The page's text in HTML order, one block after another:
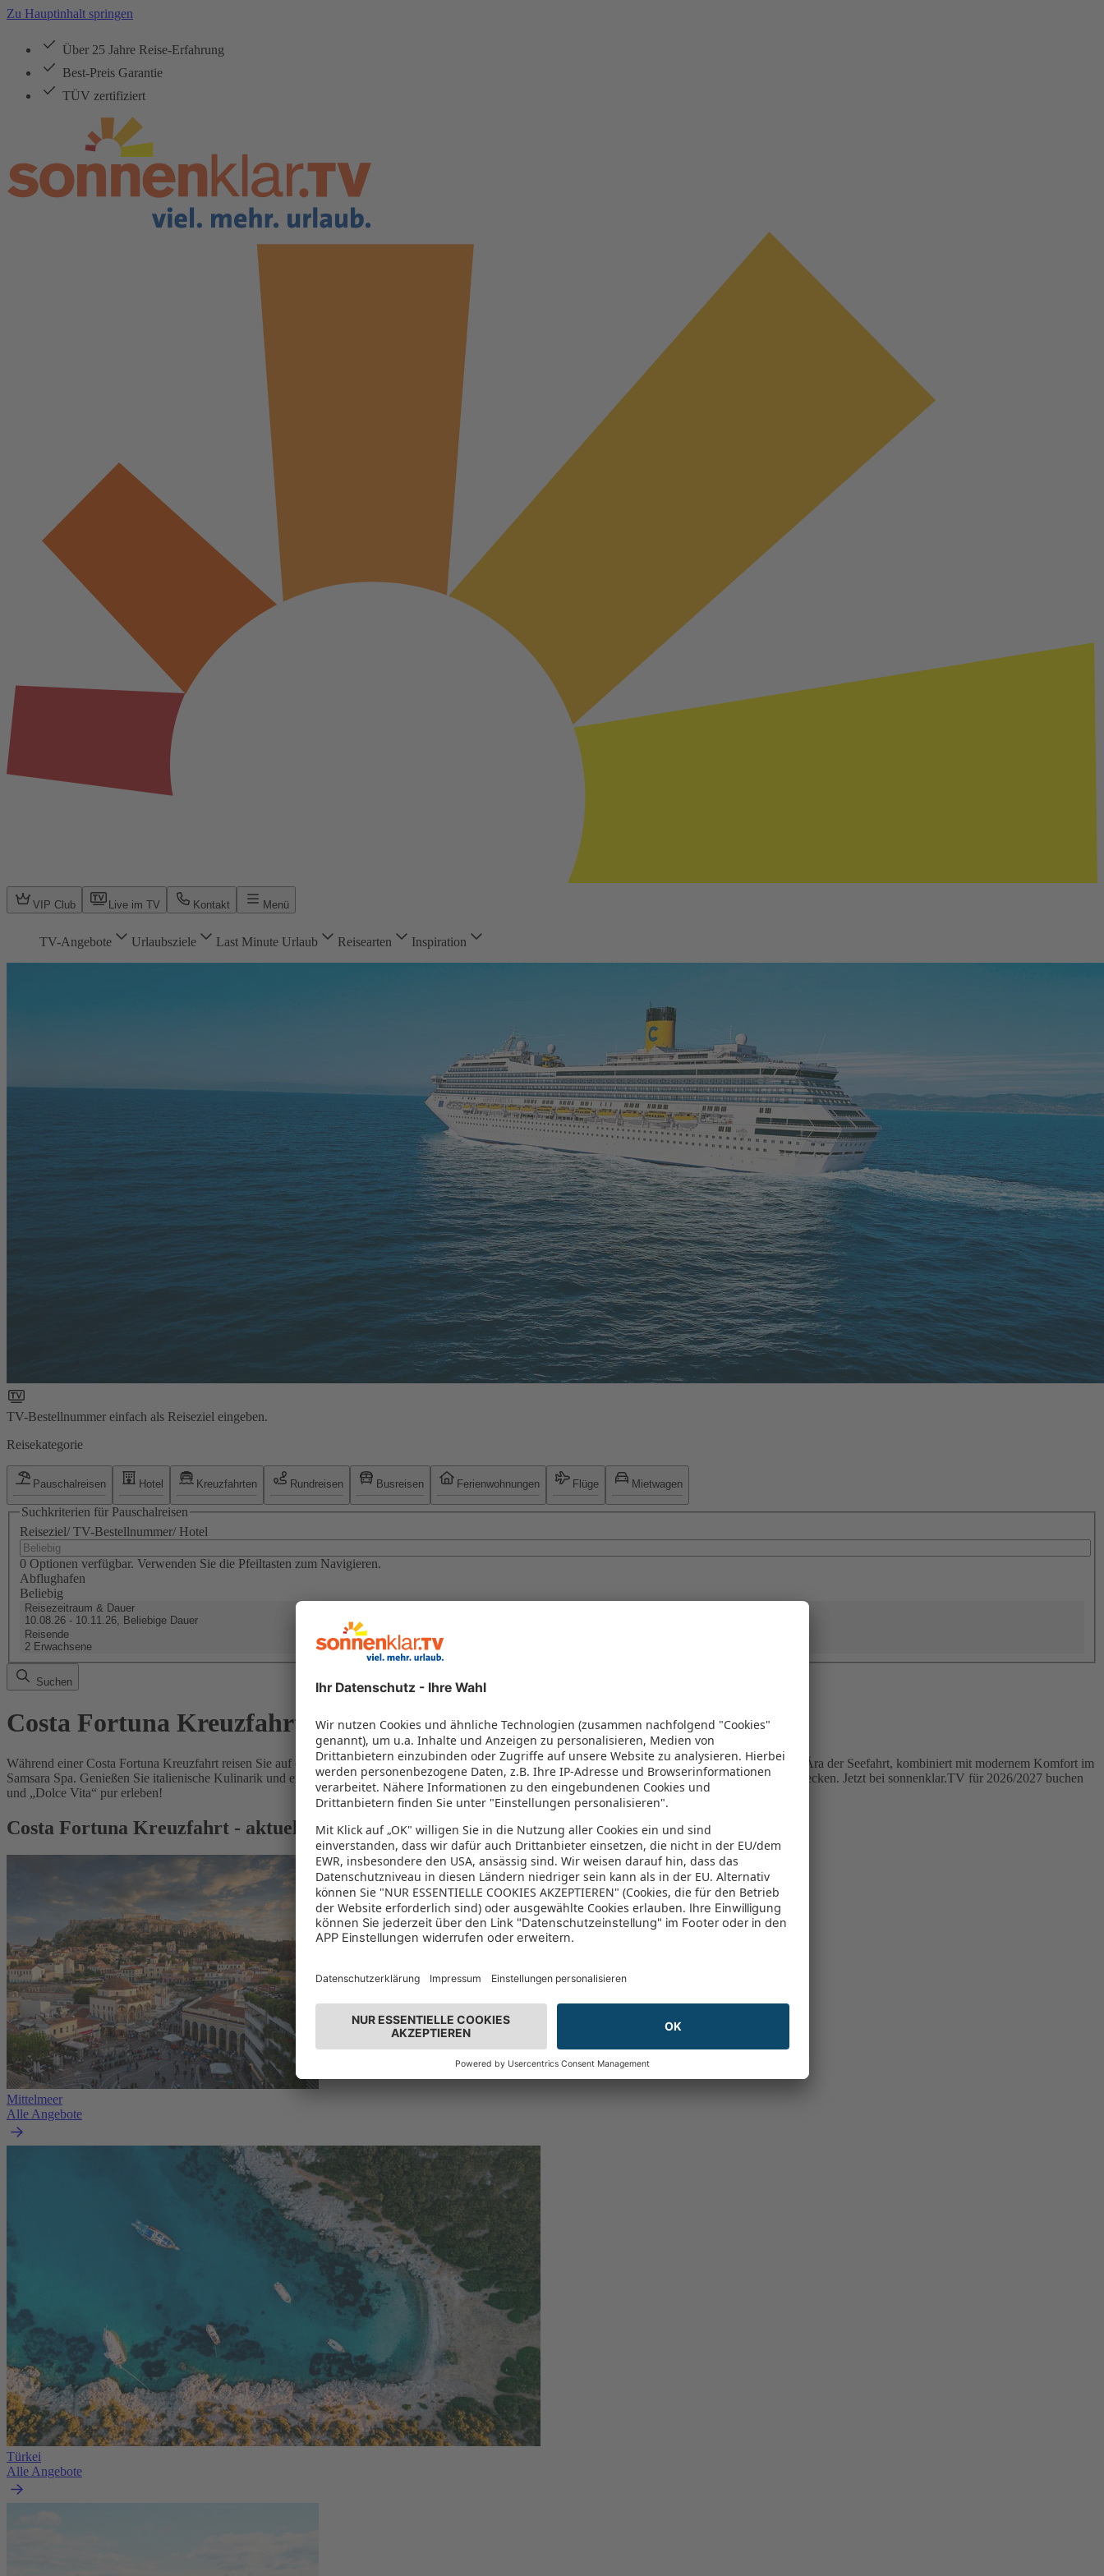
Zu Hauptinhalt springen
Über 25 Jahre Reise-Erfahrung
Best-Preis Garantie
TÜV zertifiziert
VIP Club Live im TV Kontakt Menü
TV-Angebote Urlaubsziele Last Minute Urlaub Reisearten Inspiration
TV-Bestellnummer einfach als Reiseziel eingeben.
Reisekategorie
Pauschalreisen Hotel Kreuzfahrten Rundreisen Busreisen Ferienwohnungen Flüge Mietwagen
Suchkriterien für Pauschalreisen
Reiseziel/ TV-Bestellnummer/ Hotel
0 Optionen verfügbar. Verwenden Sie die Pfeiltasten zum Navigieren.
Abflughafen
Beliebig
Reisezeitraum & Dauer
10.08.26 - 10.11.26, Beliebige Dauer
Reisende
2 Erwachsene
Suchen
Costa Fortuna Kreuzfahrt 2026/2027
Während einer Costa Fortuna Kreuzfahrt reisen Sie auf den Spuren der legendären italienischen Ozeandampfer. Das stilvolle Design huldigt der goldenen Ära der Seefahrt, kombiniert mit modernem Komfort im
Samsara Spa. Genießen Sie italienische Kulinarik und erstklassiges Entertainment, während Sie das sonnige Mittelmeer, die Kanaren oder die Karibik entdecken. Jetzt bei sonnenklar.TV für 2026/2027 buchen
und „Dolce Vita“ pur erleben!
Costa Fortuna Kreuzfahrt - aktuelle Route & Termine
Mittelmeer
Alle Angebote
Türkei
Alle Angebote